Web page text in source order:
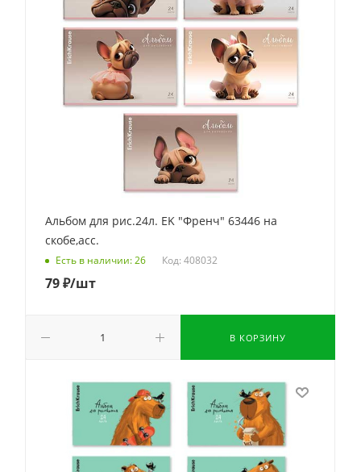
Альбом для рис.24л. EK "Френч" 63446 на
скобе,асс.
Есть в наличии: 26 Код: 408032
79₽/шт
В КОРЗИНУ